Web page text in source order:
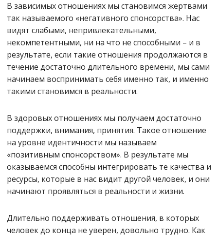
В зависимых отношениях мы становимся жертвами
так называемого «негативного спонсорства». Нас
видят слабыми, непривлекательными,
некомпетентными, ни на что не способными – и в
результате, если такие отношения продолжаются в
течение достаточно длительного времени, мы сами
начинаем воспринимать себя именно так, и именно
такими становимся в реальности.
В здоровых отношениях мы получаем достаточно
поддержки, внимания, принятия. Такое отношение
на уровне идентичности мы называем
«позитивным спонсорством». В результате мы
оказываемся способны интегрировать те качества и
ресурсы, которые в нас видит другой человек, и они
начинают проявляться в реальности и жизни.
Длительно поддерживать отношения, в которых
человек до конца не уверен, довольно трудно. Как